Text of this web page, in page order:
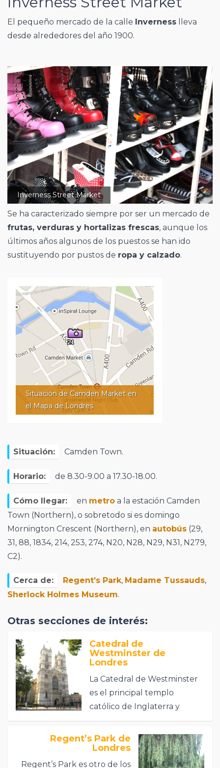
El pequeño mercado de la calle Inverness lleva
desde alrededores del año 1900.
Inverness Street Market
Se ha caracterizado siempre por ser un mercado de
frutas, verduras y hortalizas frescas, aunque los
últimos años algunos de los puestos se han ido
sustituyendo por pustos de ropa y calzado.
Situación de Camden Market en
el Mapa de Londres
Situación: Camden Town.
Horario: de 8.30-9.00 a 17.30-18.00.
Cómo llegar: en metro a la estación Camden
Town (Northern), o sobretodo si es domingo
Mornington Crescent (Northern), en autobús (29,
31, 88, 1834, 214, 253, 274, N20, N28, N29, N31, N279,
C2).
Cerca de: Regent’s Park, Madame Tussauds,
Sherlock Holmes Museum.
Otras secciones de interés:
Catedral de
Westminster de
Londres
La Catedral de Westminster
es el principal templo
católico de Inglaterra y
Gales, la iglesia
metropolitana y la sede de la
Archidiócesis de
Westminster.
Regent’s Park de
Londres
Regent’s Park es otro de los